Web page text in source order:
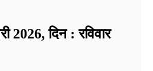
2026, दिन : रविवार